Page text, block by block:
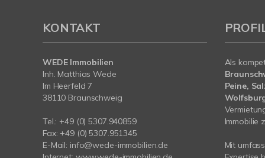
KONTAKT
WEDE Immobilien
Inh. Matthias Wede
Im Heerfeld 7
38110 Braunschweig
Tel.: +49 (0) 5307.940859
Fax: +49 (0) 5307.951345
E-Mail: info@wede-immobilien.de
Als
Peine,
Immobilie
Mit